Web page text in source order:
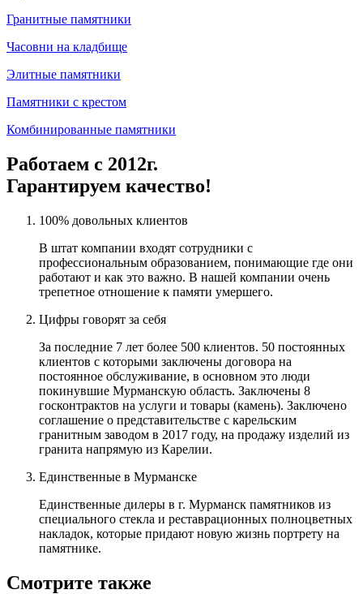
Гранитные памятники
Часовни на кладбище
Элитные памятники
Памятники с крестом
Комбинированные памятники
Работаем с 2012г.
Гарантируем качество!
100% довольных клиентов
В штат компании входят сотрудники с
профессиональным образованием, понимающие где они
работают и как это важно. В нашей компании очень
трепетное отношение к памяти умершего.
Цифры говорят за себя
За последние 7 лет более 500 клиентов. 50 постоянных
клиентов с которыми заключены договора на
постоянное обслуживание, в основном это люди
покинувшие Мурманскую область. Заключены 8
госконтрактов на услуги и товары (камень). Заключено
соглашение о представительстве с карельским
гранитным заводом в 2017 году, на продажу изделий из
гранита напрямую из Карелии.
Единственные в Мурманске
Единственные дилеры в г. Мурманск памятников из
специального стекла и реставрационных полноцветных
накладок, которые придают новую жизнь портрету на
памятнике.
Смотрите также